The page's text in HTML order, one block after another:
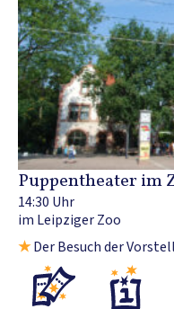
Puppentheater im
14:30 Uhr
im Leipziger Zoo
★Der Besuch der